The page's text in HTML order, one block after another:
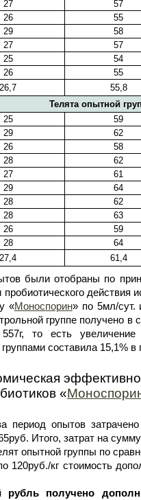
27 57
26 55
29 58
27 57
25 54
26 55
26,7 55,8
Телята опытной
25 59
29 62
26 58
28 62
27 61
29 64
28 62
28 63
26 59
28 64
27,4 61,4
были отобраны по
«Моноспорин» по 5мл/сут.
группе получено в
то есть
составила 15,1% в
«
период опытов
Итого, затрат на
опытной группы по
120руб./кг стоимость
рубль получено